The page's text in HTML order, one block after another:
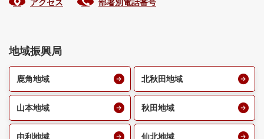
アクセス 部署別電話番号
地域振興局
鹿角地域 北秋田地域
山本地域 秋田地域
由利地域 仙北地域